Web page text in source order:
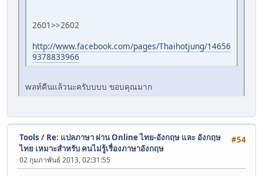
2601>>2602
http://www.facebook.com/pages/Thaihotjung/14656
9378833966
wลท์คืนแล้วนะครับบบบ ขอบคุณมาก
#54
Tools / Re: แปลภาษา ผ่าน Online ไทย-อังกฤษ และ อังกฤษ
ไทย เหมาะสำหรับ คนไม่รู้เรื่องภาษาอังกฤษ
02 กุมภาพันธ์ 2013, 02:31:55